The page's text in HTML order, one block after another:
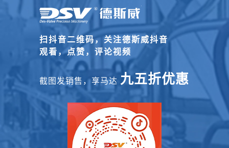
扫抖音二维码，关注德斯威抖音
观看，点赞，评论视频
截图发销售，享马达 九五折优惠